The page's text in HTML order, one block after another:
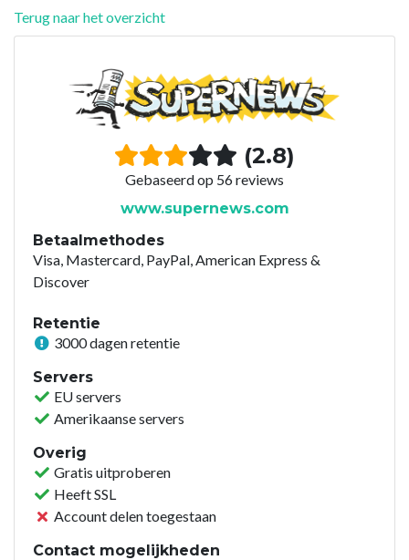
Terug naar het overzicht
(2.8)
Gebaseerd op 56 reviews
www.supernews.com
Betaalmethodes
Visa, Mastercard, PayPal, American Express &
Discover
Retentie
3000 dagen retentie
Servers
EU servers
Amerikaanse servers
Overig
Gratis uitproberen
Heeft SSL
Account delen toegestaan
Contact mogelijkheden